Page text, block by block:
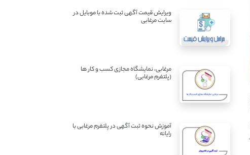
ویرایش قیمت آگهی ثبت شده با موبایل در
سایت مرغابی
مرغابی، نمایشگاه مجازی کسب و کار ها
(پلتفرم مرغابی)
آموزش نحوه ثبت آگهی در پلتفرم مرغابی با
رایانه